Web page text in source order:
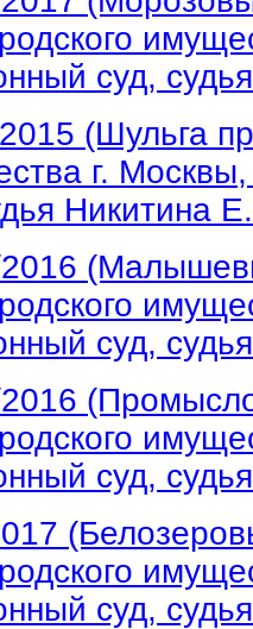
суд,
(Шульга
г.
Никитина
суд,
суд,
суд,